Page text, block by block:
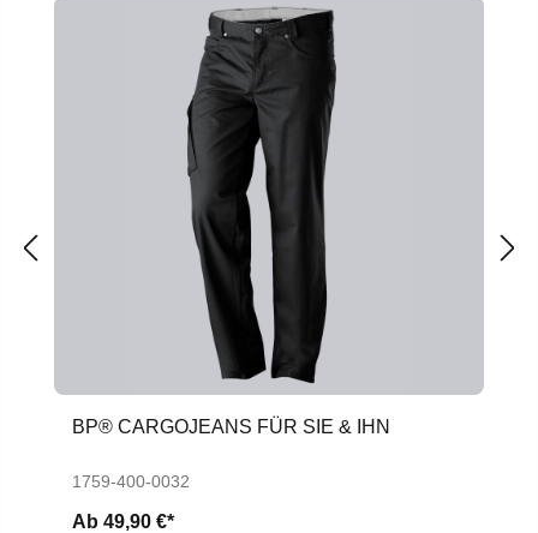
BP® CARGOJEANS FÜR SIE & IHN
1759-400-0032
Ab 49,90 €*